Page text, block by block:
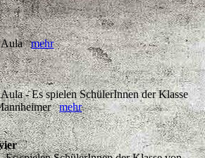
Aulamehr
- Es spielen SchülerInnen der Klasse
mehr